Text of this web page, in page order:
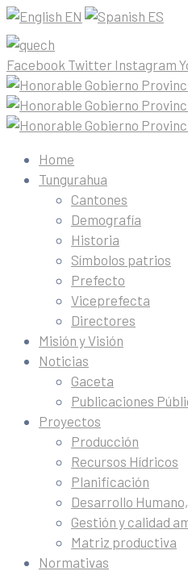
EN ES
Facebook Twitter Instagram
Home
Tungurahua
Cantones
Demografía
Historia
Símbolos patrios
Prefecto
Viceprefecta
Directores
Misión y Visión
Noticias
Gaceta
Publicaciones
Proyectos
Producción
Recursos Hídricos
Planificación
Desarrollo
Gestión y calidad
Matriz productiva
Normativas